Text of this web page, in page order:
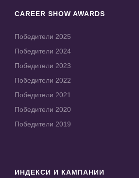
CAREER SHOW AWARDS
Победители 2025
Победители 2024
Победители 2023
Победители 2022
Победители 2021
Победители 2020
Победители 2019
ИНДЕКСИ И КАМПАНИИ